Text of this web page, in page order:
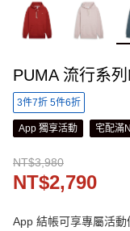
PUMA 流行系
3件7折 5件6折
App 獨享活動 宅配滿
NT$3,980
NT$2,790
App 結帳可享專屬活動